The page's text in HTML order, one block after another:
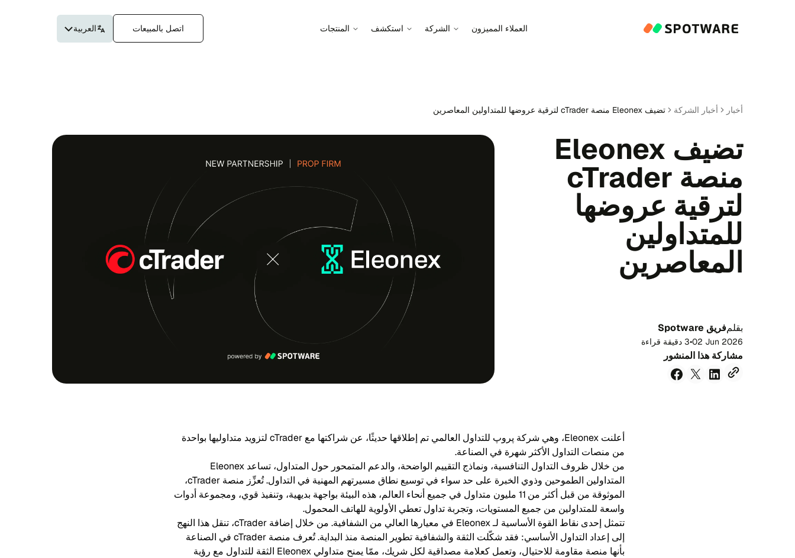
المنتجات استكشف الشركة العملاء المميزون اتصل بالمبيعات العربية
أخبار أخبار الشركة تضيف Eleonex منصة cTrader لترقية عروضها للمتداولين المعاصرين
تضيف Eleonex
منصة cTrader
لترقية عروضها
للمتداولين
المعاصرين
بقلمفريق Spotware
02 Jun 2026
•3 دقيقة قراءة
مشاركة هذا المنشور
أعلنت Eleonex، وهي شركة پروپ للتداول العالمي تم إطلاقها حديثًا، عن شراكتها مع cTrader لتزويد متداوليها بواحدة
من منصات التداول الأكثر شهرة في الصناعة.
من خلال ظروف التداول التنافسية، ونماذج التقييم الواضحة، والدعم المتمحور حول المتداول، تساعد Eleonex
المتداولين الطموحين وذوي الخبرة على حد سواء في توسيع نطاق مسيرتهم المهنية في التداول. تُعزِّز منصة cTrader،
الموثوقة من قبل أكثر من 11 مليون متداول في جميع أنحاء العالم، هذه البيئة بواجهة بديهية، وتنفيذ قوي، ومجموعة أدوات
واسعة للمتداولين من جميع المستويات، وتجربة تداول تعطي الأولوية للهاتف المحمول.
تتمثل إحدى نقاط القوة الأساسية لـ Eleonex في معيارها العالي من الشفافية. من خلال إضافة cTrader، تنقل هذا النهج
إلى إعداد التداول الأساسي: فقد شكّلت الثقة والشفافية تطوير المنصة منذ البداية. تُعرف منصة cTrader في الصناعة
بأنها منصة مقاومة للاحتيال، وتعمل كعلامة مصداقية لكل شريك، ممّا يمنح متداولي Eleonex الثقة للتداول مع رؤية